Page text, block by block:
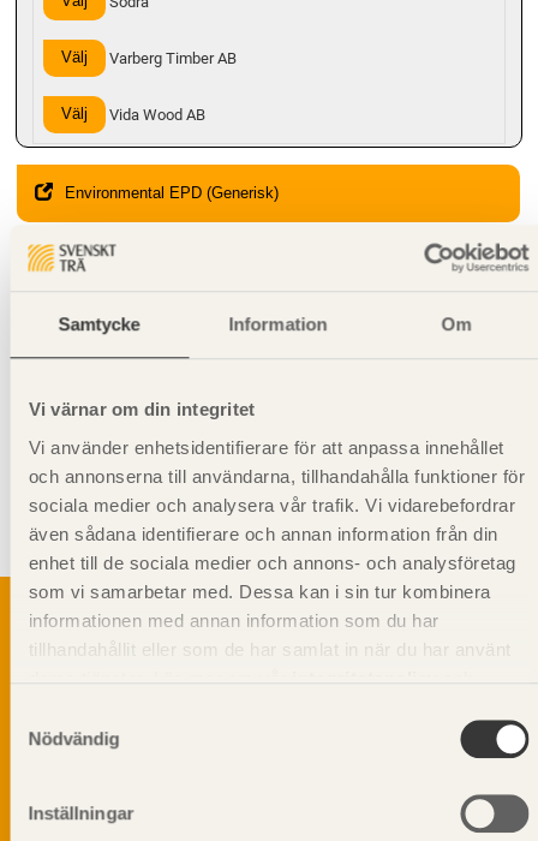
Samtycke Information Om
Vi värnar om din integritet
Vi använder enhetsidentifierare för att anpassa innehållet
och annonserna till användarna, tillhandahålla funktioner för
sociala medier och analysera vår trafik. Vi vidarebefordrar
även sådana identifierare och annan information från din
enhet till de sociala medier och annons- och analysföretag
som vi samarbetar med. Dessa kan i sin tur kombinera
informationen med annan information som du har
tillhandahållit eller som de har samlat in när du har använt
Nödvändig
Inställningar
Välj Varberg Timber AB
Välj Vida Wood AB
Environmental EPD (Generisk)
Hanteringsinstruktioner
Giltighet
Kompletterande information
Syftet med rillning av underlagsspont är att motverka missfärgning
och mikrobiell tillväxt. När till exempel underlagsspont används som
undergolv i bjälklag.
beskriva träprodukter och deras unika
egenskaper.